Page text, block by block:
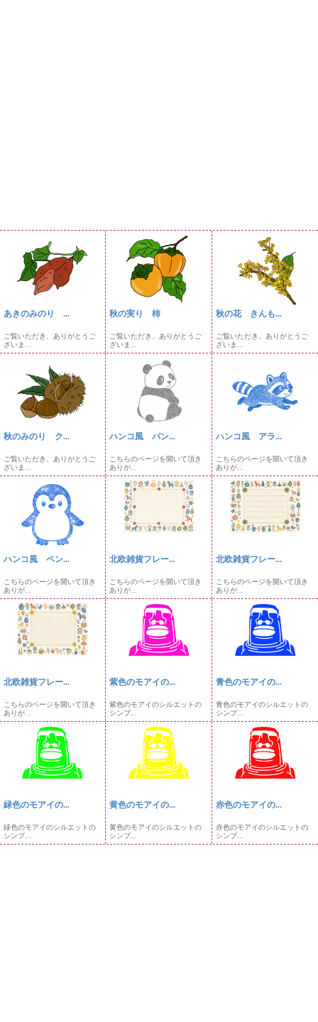
あきのみのり ...
ご覧いただき、ありがとうご
ざいま...
秋の実り 柿
ご覧いただき、ありがとうご
ざいま...
秋の花 きんも...
ご覧いただき、ありがとうご
ざいま...
秋のみのり ク...
ご覧いただき、ありがとうご
ざいま...
ハンコ風 パン...
こちらのページを開いて頂き
ありが...
ハンコ風 アラ...
こちらのページを開いて頂き
ありが...
ハンコ風 ペン...
こちらのページを開いて頂き
ありが...
北欧雑貨フレー...
こちらのページを開いて頂き
ありが...
北欧雑貨フレー...
こちらのページを開いて頂き
ありが...
北欧雑貨フレー...
こちらのページを開いて頂き
ありが...
紫色のモアイの...
紫色のモアイのシルエットの
シンプ...
青色のモアイの...
青色のモアイのシルエットの
シンプ...
緑色のモアイの...
緑色のモアイのシルエットの
シンプ...
黄色のモアイの...
黄色のモアイのシルエットの
シンプ...
赤色のモアイの...
赤色のモアイのシルエットの
シンプ...